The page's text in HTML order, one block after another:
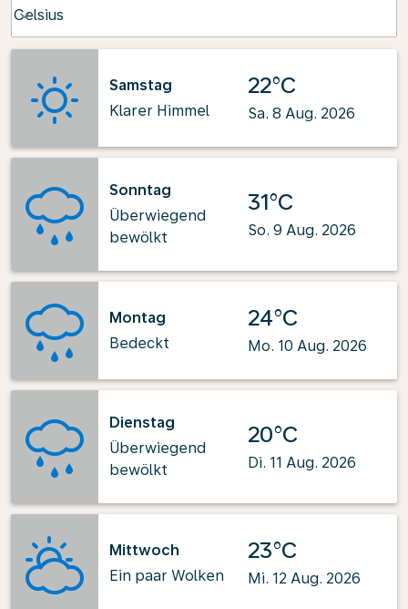
Celsius
keyboard_arrow_down
Samstag
Klarer Himmel
22°C
Sa. 8 Aug. 2026
Sonntag
Überwiegend
bewölkt
31°C
So. 9 Aug. 2026
Montag
Bedeckt
24°C
Mo. 10 Aug. 2026
Dienstag
Überwiegend
bewölkt
20°C
Di. 11 Aug. 2026
Mittwoch
Ein paar Wolken
23°C
Mi. 12 Aug. 2026